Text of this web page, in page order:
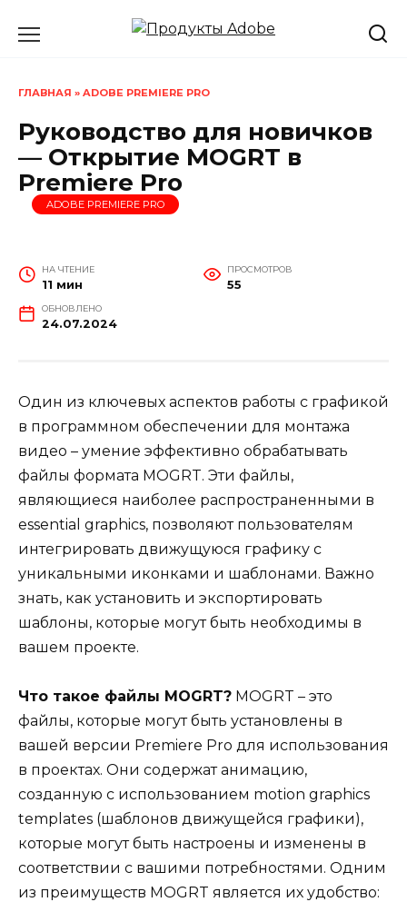
ГЛАВНАЯ » ADOBE PREMIERE PRO
Руководство для новичков
— Открытие MOGRT в
Premiere Pro
ADOBE PREMIERE PRO
НА ЧТЕНИЕ
11 мин
ПРОСМОТРОВ
55
ОБНОВЛЕНО
24.07.2024
Один из ключевых аспектов работы с графикой
в программном обеспечении для монтажа
видео – умение эффективно обрабатывать
файлы формата MOGRT. Эти файлы,
являющиеся наиболее распространенными в
essential graphics, позволяют пользователям
интегрировать движущуюся графику с
уникальными иконками и шаблонами. Важно
знать, как установить и экспортировать
шаблоны, которые могут быть необходимы в
вашем проекте.
Что такое файлы MOGRT? MOGRT – это
файлы, которые могут быть установлены в
вашей версии Premiere Pro для использования
в проектах. Они содержат анимацию,
созданную с использованием motion graphics
templates (шаблонов движущейся графики),
которые могут быть настроены и изменены в
соответствии с вашими потребностями. Одним
из преимуществ MOGRT является их удобство: